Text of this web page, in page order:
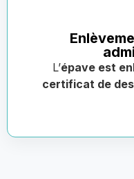
L’épave est
certificat de